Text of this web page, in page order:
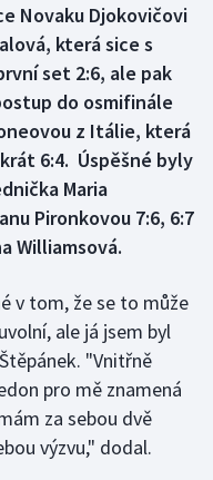
Novaku Djokovičovi
která sice s
set 2:6, ale pak
do osmifinále
z Itálie, která
6:4. Úspěšné byly
Maria
Pironkovou 7:6, 6:7
Williamsová.
v tom, že se to může
ale já jsem byl
"Vnitřně
pro mě znamená
za sebou dvě
výzvu," dodal.